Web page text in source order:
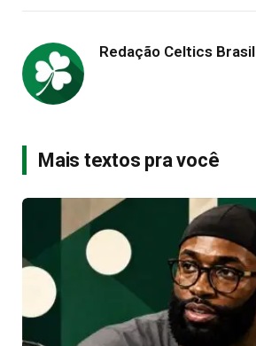
Redação Celtics Brasil
Mais textos pra você